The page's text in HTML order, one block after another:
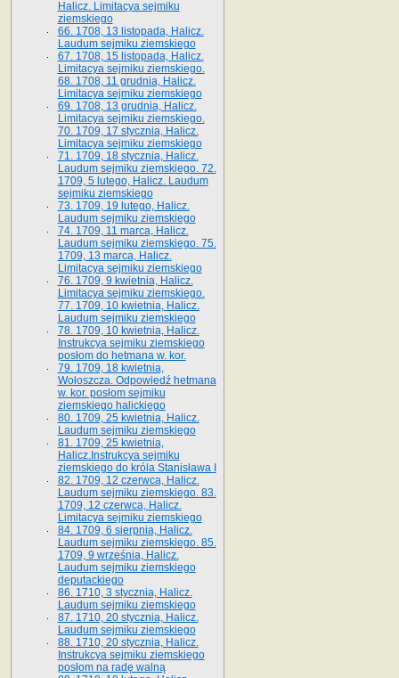
Halicz. Limitacya sejmiku
ziemskiego
66. 1708, 13 listopada, Halicz.
Laudum sejmiku ziemskiego
67. 1708, 15 listopada, Halicz.
Limitacya sejmiku ziemskiego.
68. 1708, 11 grudnia, Halicz.
Limitacya sejmiku ziemskiego
69. 1708, 13 grudnia, Halicz.
Limitacya sejmiku ziemskiego.
70. 1709, 17 stycznia, Halicz.
Limitacya sejmiku ziemskiego
71. 1709, 18 stycznia, Halicz.
Laudum sejmiku ziemskiego. 72.
1709, 5 lutego, Halicz. Laudum
sejmiku ziemskiego
73. 1709, 19 lutego, Halicz.
Laudum sejmiku ziemskiego
74. 1709, 11 marca, Halicz.
Laudum sejmiku ziemskiego. 75.
1709, 13 marca, Halicz.
Limitacya sejmiku ziemskiego
76. 1709, 9 kwietnia, Halicz.
Limitacya sejmiku ziemskiego.
77. 1709, 10 kwietnia, Halicz.
Laudum sejmiku ziemskiego
78. 1709, 10 kwietnia, Halicz.
Instrukcya sejmiku ziemskiego
posłom do hetmana w. kor.
79. 1709, 18 kwietnia,
Wołoszcza. Odpowiedź hetmana
w. kor. posłom sejmiku
ziemskiego halickiego
80. 1709, 25 kwietnia, Halicz.
Laudum sejmiku ziemskiego
81. 1709, 25 kwietnia,
Halicz.Instrukcya sejmiku
ziemskiego do króla Stanisława I
82. 1709, 12 czerwca, Halicz.
Laudum sejmiku ziemskiego. 83.
1709, 12 czerwca, Halicz.
Limitacya sejmiku ziemskiego
84. 1709, 6 sierpnia, Halicz.
Laudum sejmiku ziemskiego. 85.
1709, 9 września, Halicz.
Laudum sejmiku ziemskiego
deputackiego
86. 1710, 3 stycznia, Halicz.
Laudum sejmiku ziemskiego
87. 1710, 20 stycznia, Halicz.
Laudum sejmiku ziemskiego
88. 1710, 20 stycznia, Halicz.
Instrukcya sejmiku ziemskiego
posłom na radę walną